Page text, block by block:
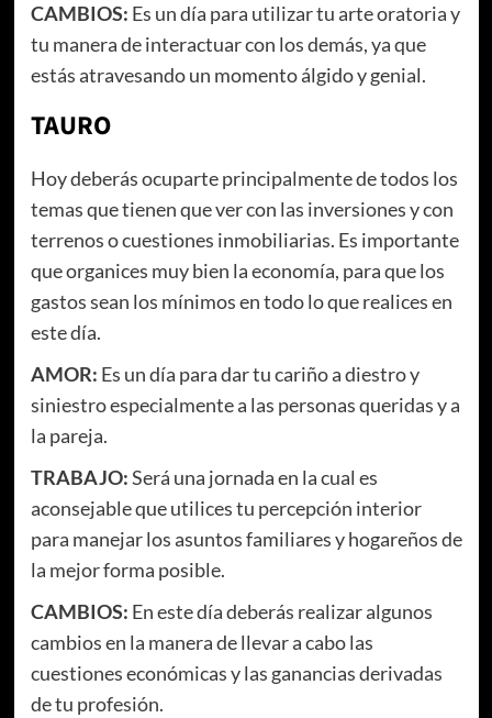
CAMBIOS: Es un día para utilizar tu arte oratoria y
tu manera de interactuar con los demás, ya que
estás atravesando un momento álgido y genial.
TAURO
Hoy deberás ocuparte principalmente de todos los
temas que tienen que ver con las inversiones y con
terrenos o cuestiones inmobiliarias. Es importante
que organices muy bien la economía, para que los
gastos sean los mínimos en todo lo que realices en
este día.
AMOR: Es un día para dar tu cariño a diestro y
siniestro especialmente a las personas queridas y a
la pareja.
TRABAJO:Será una jornada en la cual es
aconsejable que utilices tu percepción interior
para manejar los asuntos familiares y hogareños de
la mejor forma posible.
CAMBIOS: En este día deberás realizar algunos
cambios en la manera de llevar a cabo las
cuestiones económicas y las ganancias derivadas
de tu profesión.